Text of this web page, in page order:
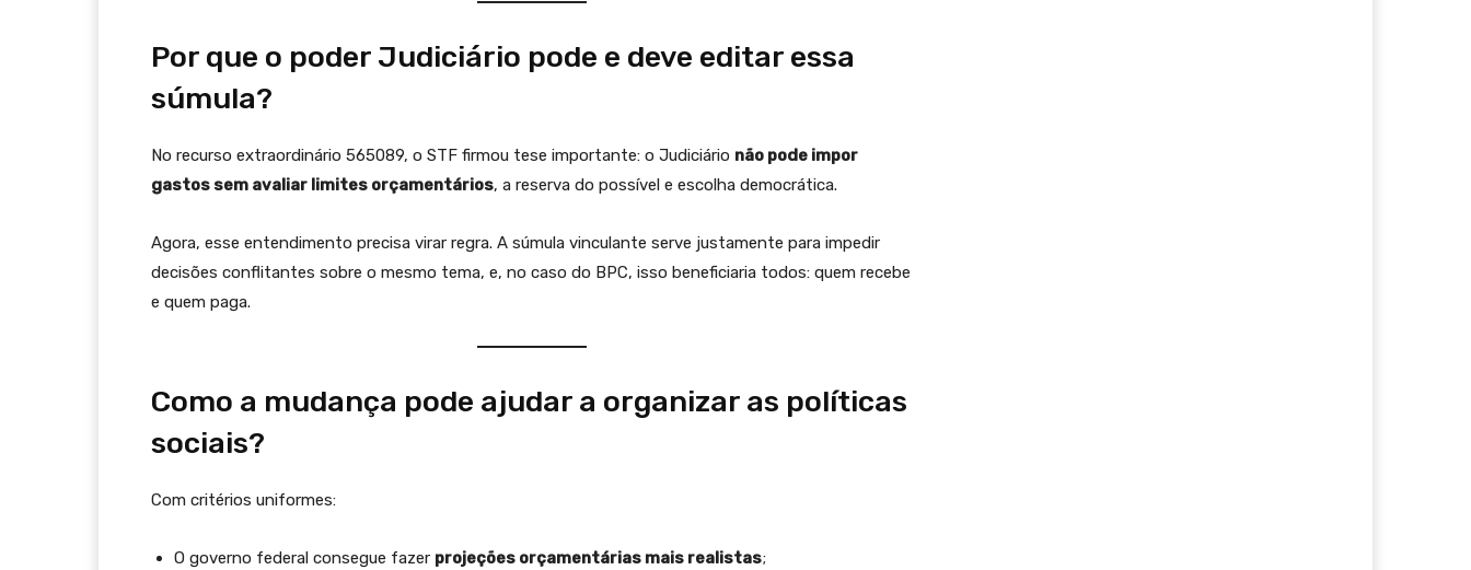
Por que o poder Judiciário pode e deve editar essa
súmula?
No recurso extraordinário 565089, o STF firmou tese importante: o Judiciário não pode impor
gastos sem avaliar limites orçamentários, a reserva do possível e escolha democrática.
Agora, esse entendimento precisa virar regra. A súmula vinculante serve justamente para impedir
decisões conflitantes sobre o mesmo tema, e, no caso do BPC, isso beneficiaria todos: quem recebe
e quem paga.
Como a mudança pode ajudar a organizar as políticas
sociais?
Com critérios uniformes:
O governo federal consegue fazer projeções orçamentárias mais realistas;